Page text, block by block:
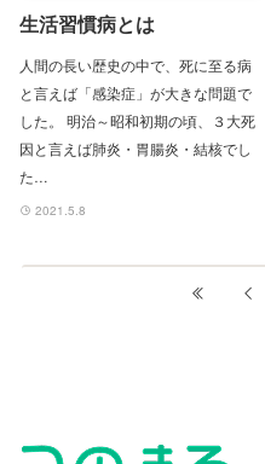
生活習慣病とは
人間の長い歴史の中で、死に至る病
と言えば「感染症」が大きな問題で
した。 明治～昭和初期の頃、３大死
因と言えば肺炎・胃腸炎・結核でし
た…
2021.5.8